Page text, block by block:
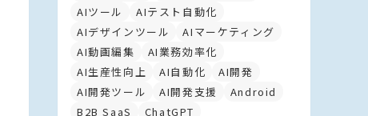
AIツール
AIテスト自動化
AIデザインツール
AIマーケティング
AI動画編集
AI業務効率化
AI生産性向上
AI自動化
AI開発
AI開発ツール
AI開発支援
Android
B2B SaaS
ChatGPT